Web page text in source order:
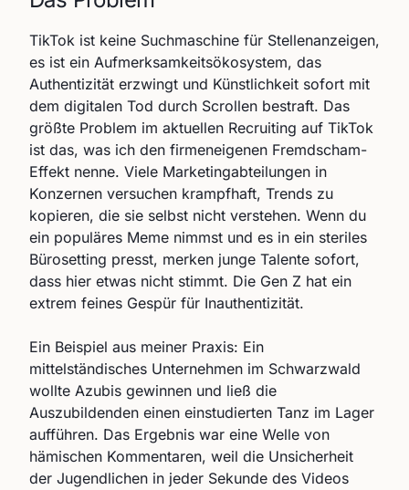
TikTok ist keine Suchmaschine für Stellenanzeigen,
es ist ein Aufmerksamkeitsökosystem, das
Authentizität erzwingt und Künstlichkeit sofort mit
dem digitalen Tod durch Scrollen bestraft. Das
größte Problem im aktuellen Recruiting auf TikTok
ist das, was ich den firmeneigenen Fremdscham-
Effekt nenne. Viele Marketingabteilungen in
Konzernen versuchen krampfhaft, Trends zu
kopieren, die sie selbst nicht verstehen. Wenn du
ein populäres Meme nimmst und es in ein steriles
Bürosetting presst, merken junge Talente sofort,
dass hier etwas nicht stimmt. Die Gen Z hat ein
extrem feines Gespür für Inauthentizität.
Ein Beispiel aus meiner Praxis: Ein
mittelständisches Unternehmen im Schwarzwald
wollte Azubis gewinnen und ließ die
Auszubildenden einen einstudierten Tanz im Lager
aufführen. Das Ergebnis war eine Welle von
hämischen Kommentaren, weil die Unsicherheit
der Jugendlichen in jeder Sekunde des Videos